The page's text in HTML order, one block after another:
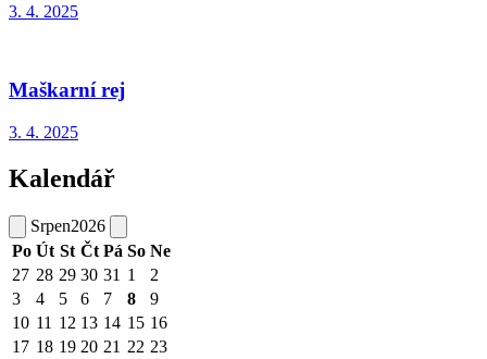
3. 4. 2025
Maškarní rej
3. 4. 2025
Kalendář
Srpen2026
Po Út St Čt Pá So Ne
27 28 29 30 31 1
2
3
4 5 6 7 8
9
10 11 12 13 14 15 16
17 18 19 20 21 22 23